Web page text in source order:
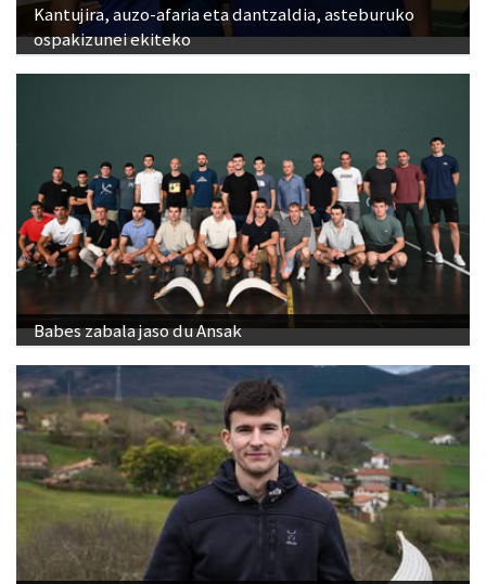
Kantujira, auzo-afaria eta dantzaldia, asteburuko
ospakizunei ekiteko
Babes zabala jaso du Ansak